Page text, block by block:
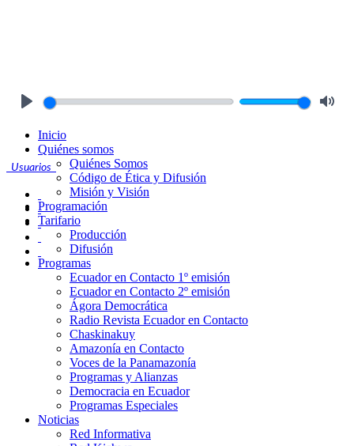
Usuarios
Inicio
Quiénes somos
Quiénes Somos
Código de Ética y Difusión
Misión y Visión
Programación
Tarifario
Producción
Difusión
Programas
Ecuador en Contacto 1º emisión
Ecuador en Contacto 2º emisión
Ágora Democrática
Radio Revista Ecuador en Contacto
Chaskinakuy
Amazonía en Contacto
Voces de la Panamazonía
Programas y Alianzas
Democracia en Ecuador
Programas Especiales
Noticias
Red Informativa